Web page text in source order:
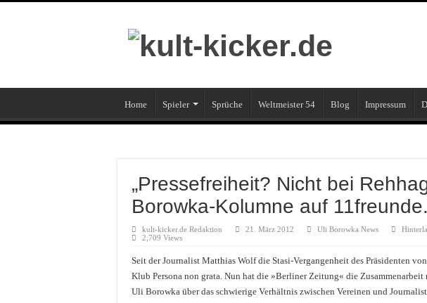
Home Spieler Sprüche Weltmeister 54 Blog Impressum
„Pressefreiheit? Nicht bei
Borowka-Kolumne auf
kult-kicker.de Redaktion 21. März 2012 Uli Borowka News
2,709 Views
Seit der Journalist Matthias Wolf die Stasi-Vergangenheit des Präsidenten
Klub Persona non grata. Nun hat die »Berliner Zeitung« die
Uli Borowka über das schwierige Verhältnis zwischen Vereinen und